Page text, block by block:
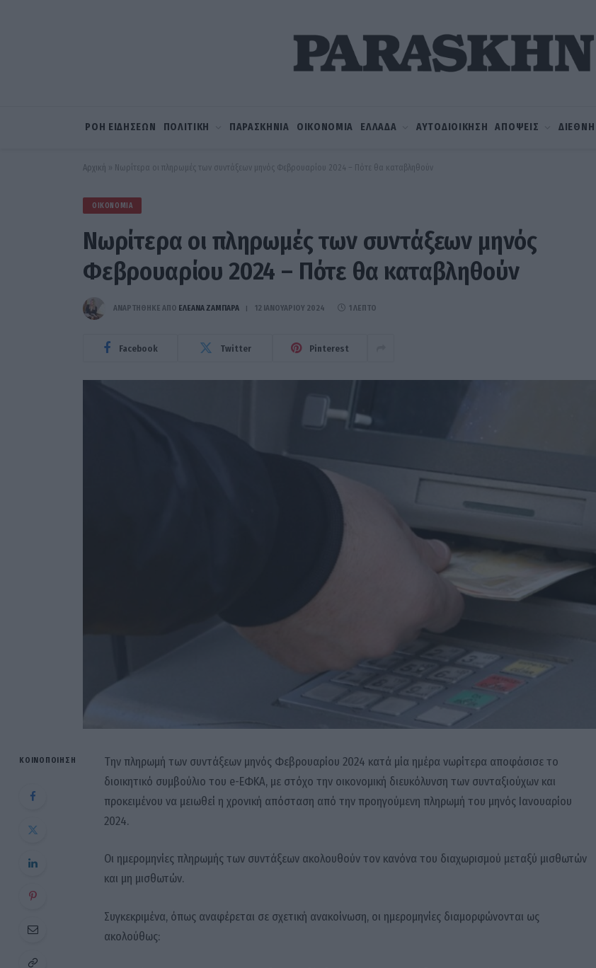
ΡΟΗ ΕΙΔΗΣΕΩΝ ΠΟΛΙΤΙΚΗ ΠΑΡΑΣΚΗΝΙΑ ΟΙΚΟΝΟΜΙΑ ΕΛΛΑΔΑ ΑΥΤΟΔΙΟΙΚΗΣΗ ΑΠΟΨΕΙΣ ΔΙΕΘΝΗ
Αρχική » Νωρίτερα οι πληρωμές των συντάξεων μηνός Φεβρουαρίου 2024 – Πότε θα καταβληθούν
ΟΙΚΟΝΟΜΊΑ
Νωρίτερα οι πληρωμές των συντάξεων μηνός
Φεβρουαρίου 2024 – Πότε θα καταβληθούν
ΑΝΑΡΤΗΘΗΚΕ ΑΠΟ ΕΛΕΑΝΑ ΖΑΜΠΑΡΑ 12 ΙΑΝΟΥΑΡΊΟΥ 2024 1 ΛΕΠΤΌ
Facebook Twitter Pinterest
ΚΟΙΝΟΠΟΊΗΣΗ
Tην πληρωμή των συντάξεων μηνός Φεβρουαρίου 2024 κατά μία ημέρα νωρίτερα αποφάσισε το
διοικητικό συμβούλιο του e-ΕΦΚΑ, με στόχο την οικονομική διευκόλυνση των συνταξιούχων και
προκειμένου να μειωθεί η χρονική απόσταση από την προηγούμενη πληρωμή του μηνός Ιανουαρίου
2024.
Οι ημερομηνίες πληρωμής των συντάξεων ακολουθούν τον κανόνα του διαχωρισμού μεταξύ μισθωτών
και μη μισθωτών.
Συγκεκριμένα, όπως αναφέρεται σε σχετική ανακοίνωση, οι ημερομηνίες διαμορφώνονται ως
ακολούθως: